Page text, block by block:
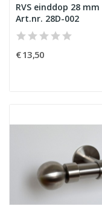
RVS einddop 28 mm
Art.nr. 28D-002
€ 13,50